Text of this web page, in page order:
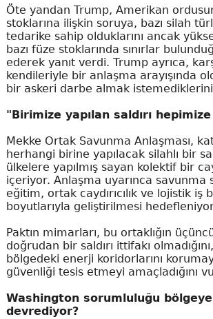
Öte yandan Trump, Amerikan
stoklarına ilişkin soruya, bazı silah
tedarike sahip olduklarını ancak
bazı füze stoklarında sınırlar
ederek yanıt verdi. Trump ayrıca,
kendileriyle bir anlaşma arayışında
bir askeri darbe almak
"Birimize yapılan saldırı hepimize
Mekke Ortak Savunma Anlaşması,
herhangi birine yapılacak silahlı bir
ülkelere yapılmış sayan kolektif bir
içeriyor. Anlaşma uyarınca savunma
eğitim, ortak caydırıcılık ve lojistik iş
boyutlarıyla geliştirilmesi
Paktın mimarları, bu ortaklığın
doğrudan bir saldırı ittifakı
bölgedeki enerji koridorlarını
güvenliği tesis etmeyi amaçladığını
Washington sorumluluğu
devrediyor?